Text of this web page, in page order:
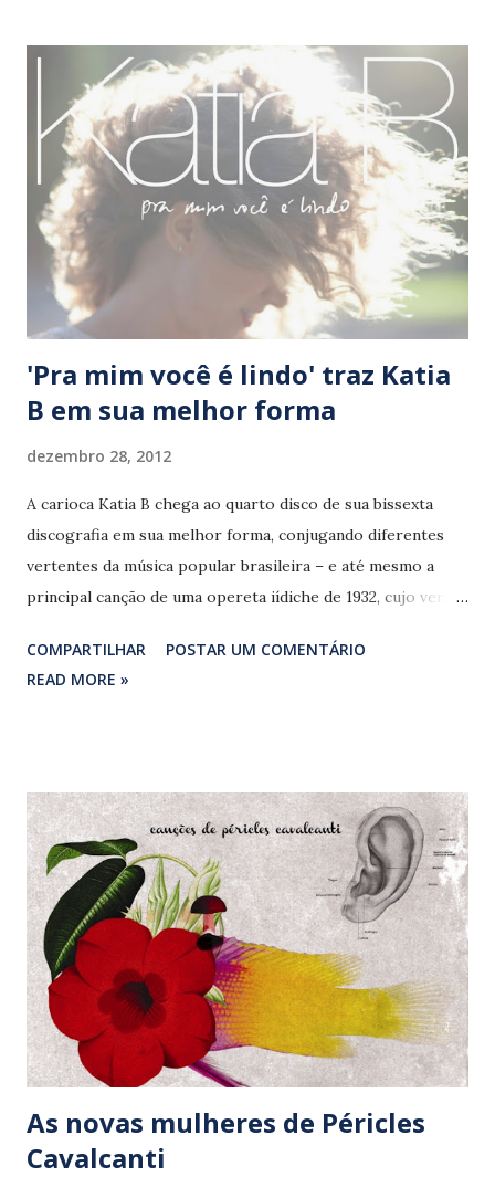
em apresentações vulcânicas. O fim do CD, anunciado e
garantido por muita gente, foi adiado mais uma vez. Graças
aos quase 2 milhões de súditos de Roberto Carlos que,
motivados pelo sucesso ‘Esse cara sou eu’, mostraram que
o compact disc pode ter vida (mais) longa. A gravadora Joia
Moderna pôs na praça novos trabalhos de Célia e Amelinha
, além de um belo tributo à obra de Guilherme Arantes ,
entre outr...
'Pra mim você é lindo' traz Katia
B em sua melhor forma
dezembro 28, 2012
A carioca Katia B chega ao quarto disco de sua bissexta
discografia em sua melhor forma, conjugando diferentes
vertentes da música popular brasileira – e até mesmo a
principal canção de uma opereta iídiche de 1932, cujo verso
(Sholom Secunda e Jacob Jacobs) – ‘Pra mim você é lindo’. A
cantora, que também produziu o CD ao lado de Bernardo
um setor da MPB nem sempre assimilável para o chamado
grande público, uma elaborada música eletrônica distante
dos clichês sonoros de remixes feitos para tocar no rádio.
Ao canto econômico e sedutor, juntaram-se boas
composições da artista como a linda ‘Aprendendo a viver’
(c/ Rubinho Jacobina), faixa que abre o disco. O encanto
permanece em ‘O baile’ (c/ Jam da Silva) e em ‘A tua vida é
um segredo’, composição pouco co...
COMPARTILHAR
POSTAR UM COMENTÁRIO
READ MORE »
As novas mulheres de Péricles
Cavalcanti